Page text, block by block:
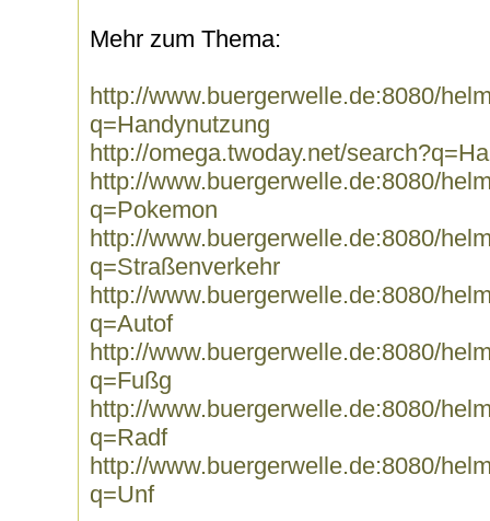
Mehr zum Thema:
http://www.buergerwelle.de:8080/
q=Handynutzung
http://omega.twoday.net/
http://www.buergerwelle.de:8080/
q=Pokemon
http://www.buergerwelle.de:8080/
q=Straßenverkehr
http://www.buergerwelle.de:8080/
q=Autof
http://www.buergerwelle.de:8080/
q=Fußg
http://www.buergerwelle.de:8080/
q=Radf
http://www.buergerwelle.de:8080/
q=Unf